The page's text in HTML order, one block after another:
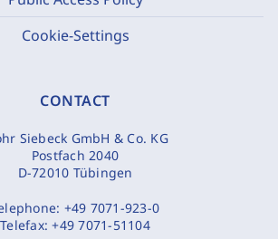
Cookie-Settings
CONTACT
Siebeck GmbH & Co. KG
Postfach 2040
D-72010 Tübingen
+49 7071-923-0
Telefax:+49 7071-51104